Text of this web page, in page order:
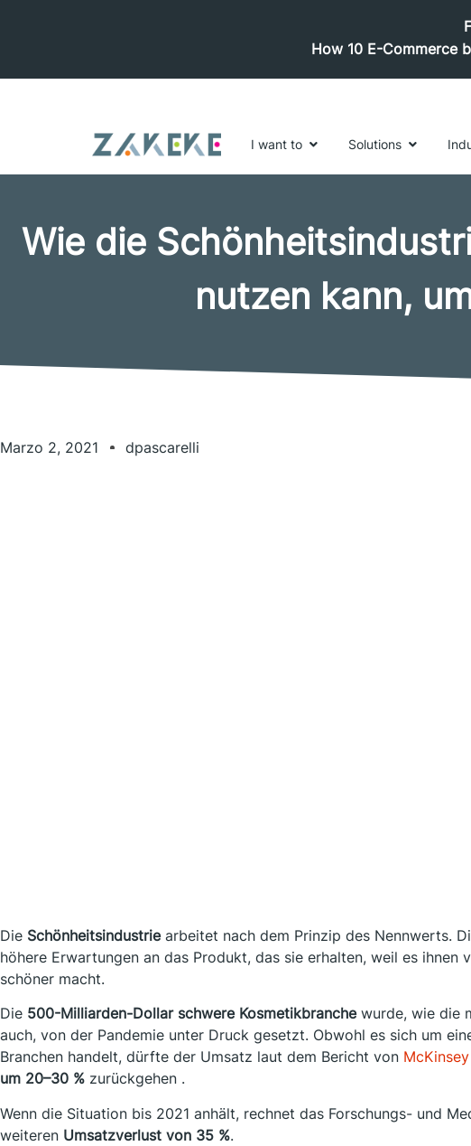
How 10 E-Commerce
I want to Solutions
Wie die
nutzen kann,
Marzo 2, 2021 dpascarelli
Die Schönheitsindustrie arbeitet nach dem Prinzip des Nennwerts.
höhere Erwartungen an das Produkt, das sie erhalten, weil es ihnen
schöner macht.
Die 500-Milliarden-Dollar schwere Kosmetikbranchewurde, wie die
auch, von der Pandemie unter Druck gesetzt. Obwohl es sich um
Branchen handelt, dürfte der Umsatz laut dem Bericht von
um 20–30 % zurückgehen .
Wenn die Situation bis 2021 anhält, rechnet das Forschungs- und
weiteren Umsatzverlust von 35 %.